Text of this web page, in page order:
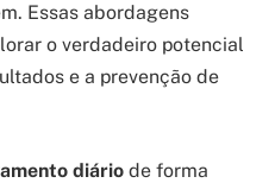
Essas abordagens
o verdadeiro potencial
e a prevenção de
diário de forma